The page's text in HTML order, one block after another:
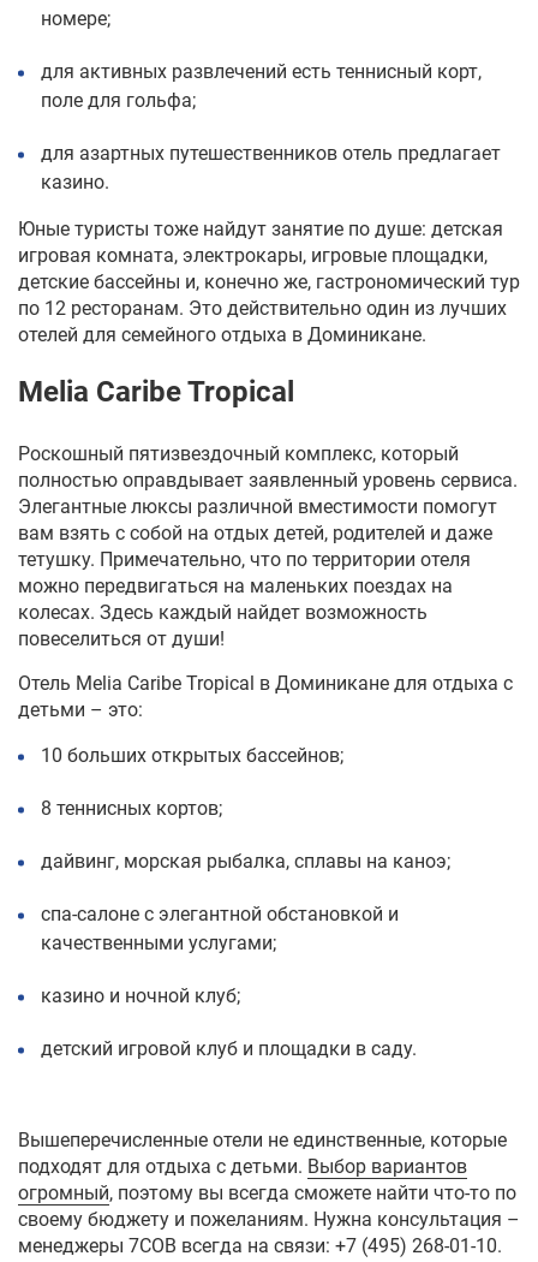
номере;
для активных развлечений есть теннисный корт,
поле для гольфа;
для азартных путешественников отель предлагает
казино.
Юные туристы тоже найдут занятие по душе: детская
игровая комната, электрокары, игровые площадки,
детские бассейны и, конечно же, гастрономический тур
по 12 ресторанам. Это действительно один из лучших
отелей для семейного отдыха в Доминикане.
Melia Caribe Tropical
Роскошный пятизвездочный комплекс, который
полностью оправдывает заявленный уровень сервиса.
Элегантные люксы различной вместимости помогут
вам взять с собой на отдых детей, родителей и даже
тетушку. Примечательно, что по территории отеля
можно передвигаться на маленьких поездах на
колесах. Здесь каждый найдет возможность
повеселиться от души!
Отель Melia Caribe Tropical в Доминикане для отдыха с
детьми – это:
10 больших открытых бассейнов;
8 теннисных кортов;
дайвинг, морская рыбалка, сплавы на каноэ;
спа-салоне с элегантной обстановкой и
качественными услугами;
казино и ночной клуб;
детский игровой клуб и площадки в саду.
Вышеперечисленные отели не единственные, которые
подходят для отдыха с детьми. Выбор вариантов
огромный, поэтому вы всегда сможете найти что-то по
своему бюджету и пожеланиям. Нужна консультация –
менеджеры 7СОВ всегда на связи: +7 (495) 268-01-10.